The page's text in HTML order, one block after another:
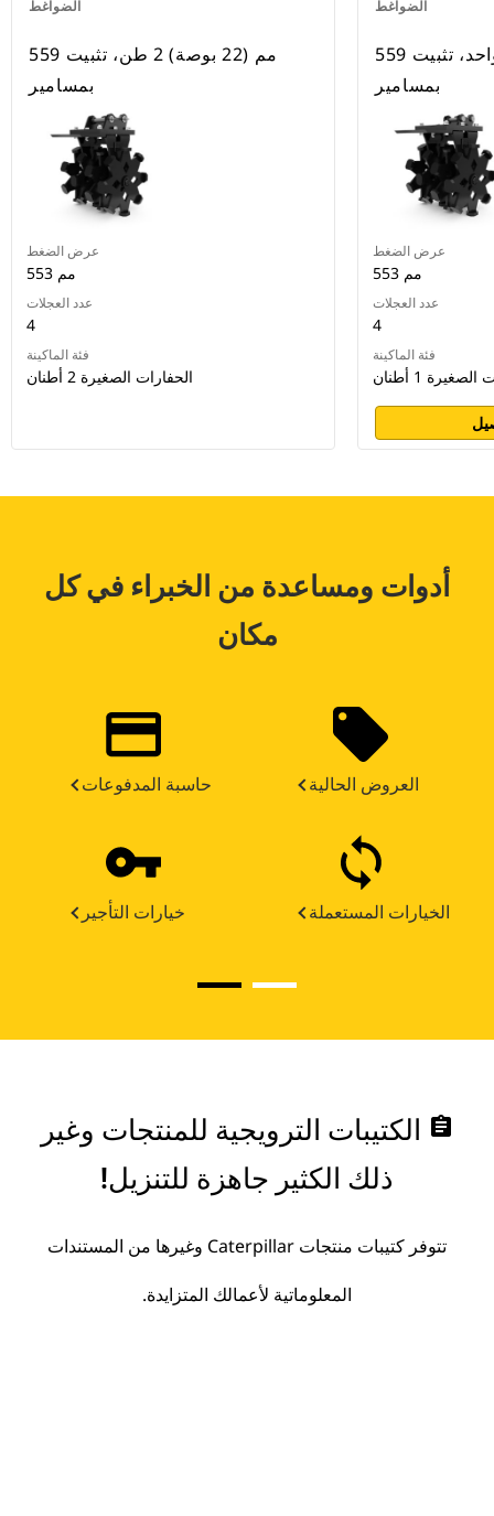
الضواغط
559 مم (22 بوصة) 2 طن، تثبيت
بمسامير
عرض الضغط
553 مم
عدد العجلات
4
فئة الماكينة
الحفارات الصغيرة 2 أطنان
الضواغط
559 مم (22 بوصة) طن واحد، تثبيت
بمسامير
عرض الضغط
553 مم
عدد العجلات
4
فئة الماكينة
1 أطنان
أدوات ومساعدة من الخبراء في كل
مكان
حاسبة المدفوعات العروض الحالية
خيارات التأجير الخيارات المستعملة
assignment الكتيبات الترويجية للمنتجات وغير
ذلك الكثير جاهزة للتنزيل!
تتوفر كتيبات منتجات Caterpillar وغيرها من المستندات
المعلوماتية لأعمالك المتزايدة.